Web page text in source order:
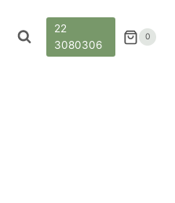
22
3080306
0